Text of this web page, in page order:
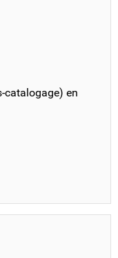
catalogage) en